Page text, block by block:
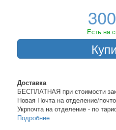
300
Есть на
Доставка
БЕСПЛАТНАЯ при стоимости
Новая Почта на отделение/
Укрпочта на отделение - по
Подробнее